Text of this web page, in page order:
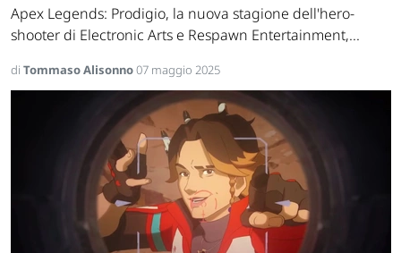
Apex Legends: Prodigio, la nuova stagione dell'hero-
shooter di Electronic Arts e Respawn Entertainment,...
di Tommaso Alisonno07 maggio 2025